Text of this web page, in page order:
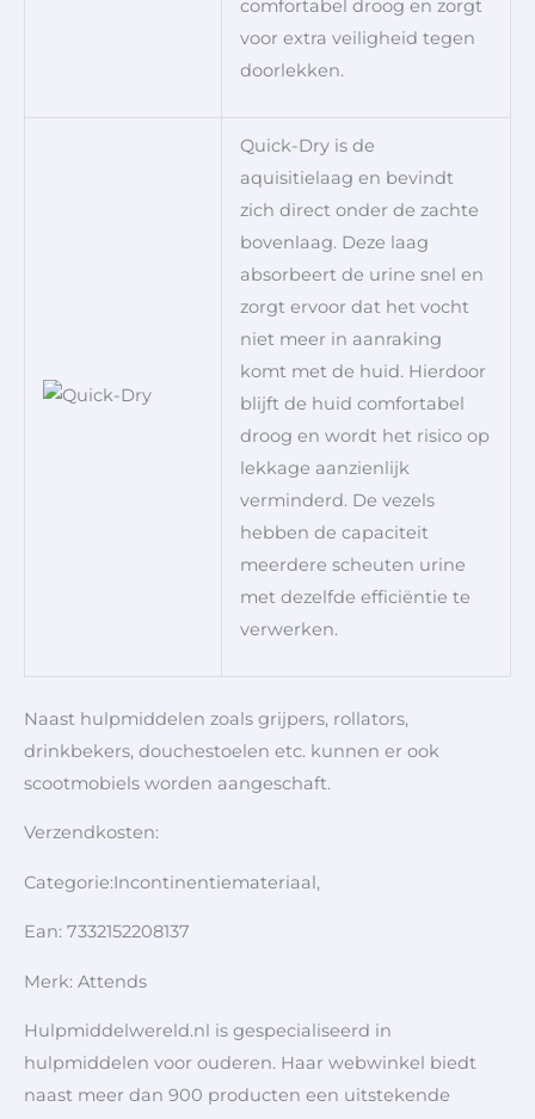
comfortabel droog en zorgt
voor extra veiligheid tegen
doorlekken.
Quick-Dry is de
aquisitielaag en bevindt
zich direct onder de zachte
bovenlaag. Deze laag
absorbeert de urine snel en
zorgt ervoor dat het vocht
niet meer in aanraking
komt met de huid. Hierdoor
blijft de huid comfortabel
droog en wordt het risico op
lekkage aanzienlijk
verminderd. De vezels
hebben de capaciteit
meerdere scheuten urine
met dezelfde efficiëntie te
verwerken.
Naast hulpmiddelen zoals grijpers, rollators,
drinkbekers, douchestoelen etc. kunnen er ook
scootmobiels worden aangeschaft.
Verzendkosten:
Categorie:Incontinentiemateriaal,
Ean: 7332152208137
Merk: Attends
Hulpmiddelwereld.nl is gespecialiseerd in
hulpmiddelen voor ouderen. Haar webwinkel biedt
naast meer dan 900 producten een uitstekende